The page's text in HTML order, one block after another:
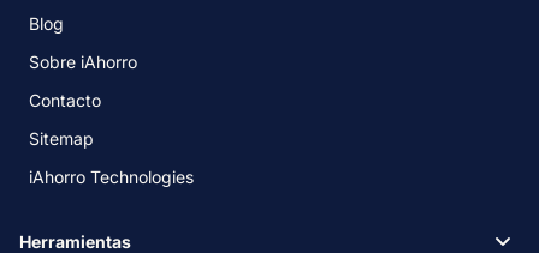
Blog
Sobre iAhorro
Contacto
Sitemap
iAhorro Technologies
Herramientas